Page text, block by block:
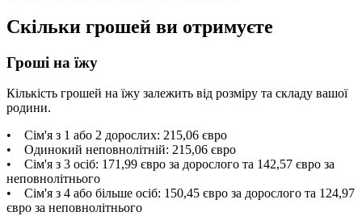
Скільки грошей ви отримуєте
Гроші на їжу
Кількість грошей на їжу залежить від розміру та складу вашої
родини.
• Сім'я з 1 або 2 дорослих: 215,06 євро
• Одинокий неповнолітній: 215,06 євро
• Сім'я з 3 осіб: 171,99 євро за дорослого та 142,57 євро за
неповнолітнього
• Сім'я з 4 або більше осіб: 150,45 євро за дорослого та 124,97
євро за неповнолітнього